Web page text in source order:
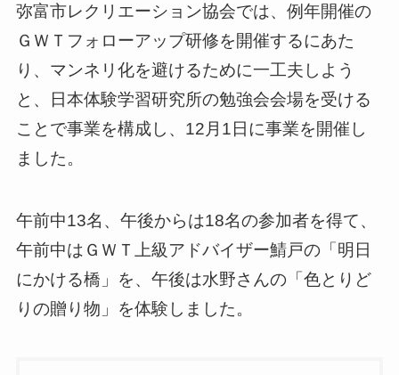
弥富市レクリエーション協会では、例年開催の
ＧＷＴフォローアップ研修を開催するにあた
り、マンネリ化を避けるために一工夫しよう
と、日本体験学習研究所の勉強会会場を受ける
ことで事業を構成し、12月1日に事業を開催し
ました。
午前中13名、午後からは18名の参加者を得て、
午前中はＧＷＴ上級アドバイザー鯖戸の「明日
にかける橋」を、午後は水野さんの「色とりど
りの贈り物」を体験しました。